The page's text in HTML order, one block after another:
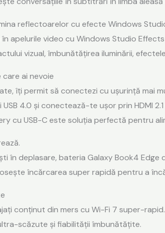
reflectoarelor cu efecte Windows
apelurile video cu Windows Studio
vizual, îmbunătățirea iluminării,
ai nevoie
îți permit să conectezi cu ușurință mai
4.0 și conectează-te ușor prin HDMI
cu USB-C este soluția perfectă pentru
în deplasare, bateria Galaxy Book4
încărcarea super rapidă pentru a
conținut din mers cu Wi-Fi 7 super-
scăzute și fiabilității îmbunătățite.